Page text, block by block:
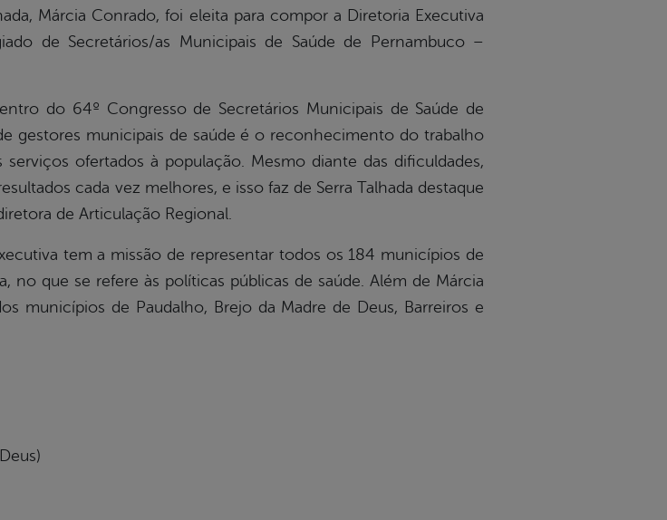
Márcia Conrado, foi eleita para compor a Diretoria Executiva
de Secretários/as Municipais de Saúde de Pernambuco –
do 64º Congresso de Secretários Municipais de Saúde de
gestores municipais de saúde é o reconhecimento do trabalho
ofertados à população. Mesmo diante das dificuldades,
cada vez melhores, e isso faz de Serra Talhada destaque
de Articulação Regional.
tem a missão de representar todos os 184 municípios de
no que se refere às políticas públicas de saúde. Além de Márcia
municípios de Paudalho, Brejo da Madre de Deus, Barreiros e